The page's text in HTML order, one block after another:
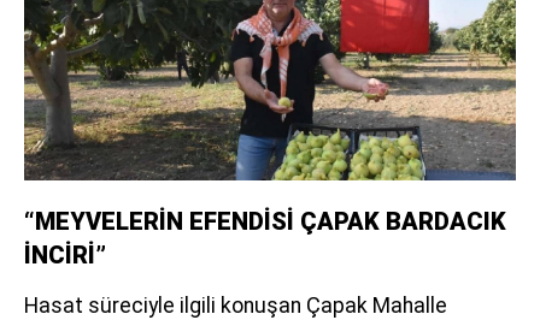
“MEYVELERİN EFENDİSİ ÇAPAK BARDACIK
İNCİRİ”
Hasat süreciyle ilgili konuşan Çapak Mahalle